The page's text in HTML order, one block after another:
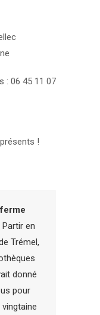
: 06 45 11 07
!
Partir en
Trémel,
donné
pour